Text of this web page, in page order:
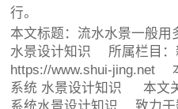
行。
本文标题： 流水水景一般用
水景设计知识 所属栏目：
https://www.shui-jing.net
系统 水景设计知识 本文关